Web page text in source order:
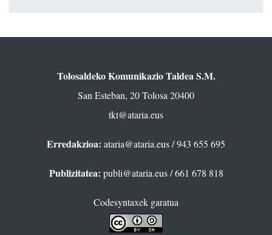
Tolosaldeko Komunikazio Taldea S.M.
San Esteban, 20 Tolosa 20400
tkt@ataria.eus
Erredakzioa: ataria@ataria.eus/ 943 655 695
Publizitatea: publi@ataria.eus/ 661 678 818
Codesyntaxek garatua